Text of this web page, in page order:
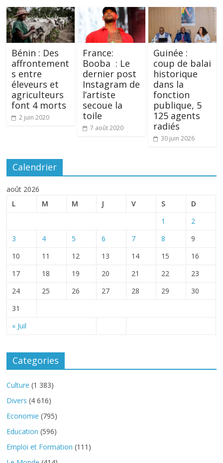
Bénin : Des
affrontement
s entre
éleveurs et
agriculteurs
font 4 morts
2 juin 2020
France:
Booba : Le
dernier post
Instagram de
l’artiste
secoue la
toile
7 août 2020
Guinée :
coup de balai
historique
dans la
fonction
publique, 5
125 agents
radiés
30 juin 2026
Calendrier
août 2026
L
M M J V S D
« Juil
1
2
3
4 5 6 7 8
9
10
11 12 13 14 15
16
17
18 19 20 21 22
23
24
25 26 27 28 29
30
31
Categories
Culture (1 383)
Divers (4 616)
Economie (795)
Education (596)
Emploi et Formation (111)